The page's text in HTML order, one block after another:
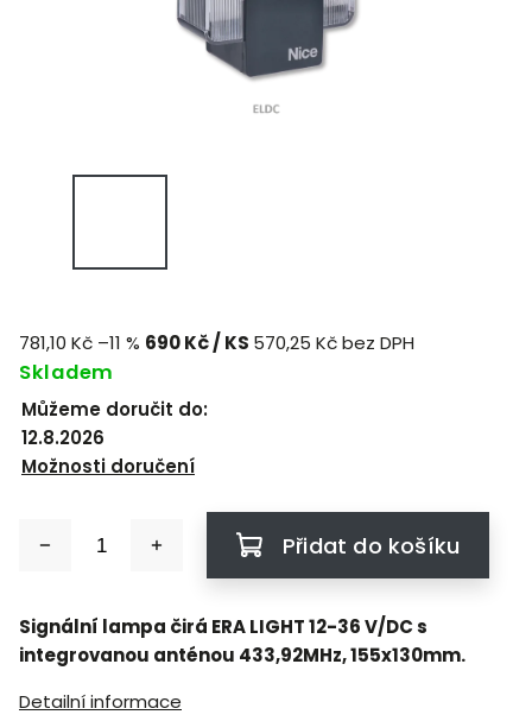
781,10 Kč –11 % 690 Kč/ KS 570,25 Kč bez DPH
Skladem
Můžeme doručit do:
12.8.2026
Možnosti doručení
Přidat do košíku
Signální lampa čirá ERA LIGHT 12-36 V/DC s
integrovanou anténou 433,92MHz, 155x130mm.
Detailní informace